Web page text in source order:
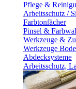
Pflege &
Arbeitsschutz /
Farbtonfächer
Pinsel &
Werkzeuge &
Werkzeuge
Abdecksysteme
Arbeitsschutz,